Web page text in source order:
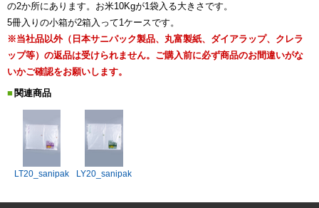
の2か所にあります。お米10Kgが1袋入る大きさです。
5冊入りの小箱が2箱入って1ケースです。
※当社品以外（日本サニパック製品、丸富製紙、ダイアラップ、クレラ
ップ等）の返品は受けられません。ご購入前に必ず商品のお間違いがな
いかご確認をお願いします。
関連商品
LT20_sanipak LY20_sanipak